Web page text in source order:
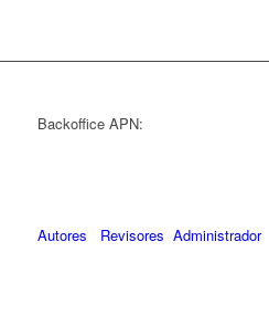
Backoffice APN:
Autores Revisores Administrador